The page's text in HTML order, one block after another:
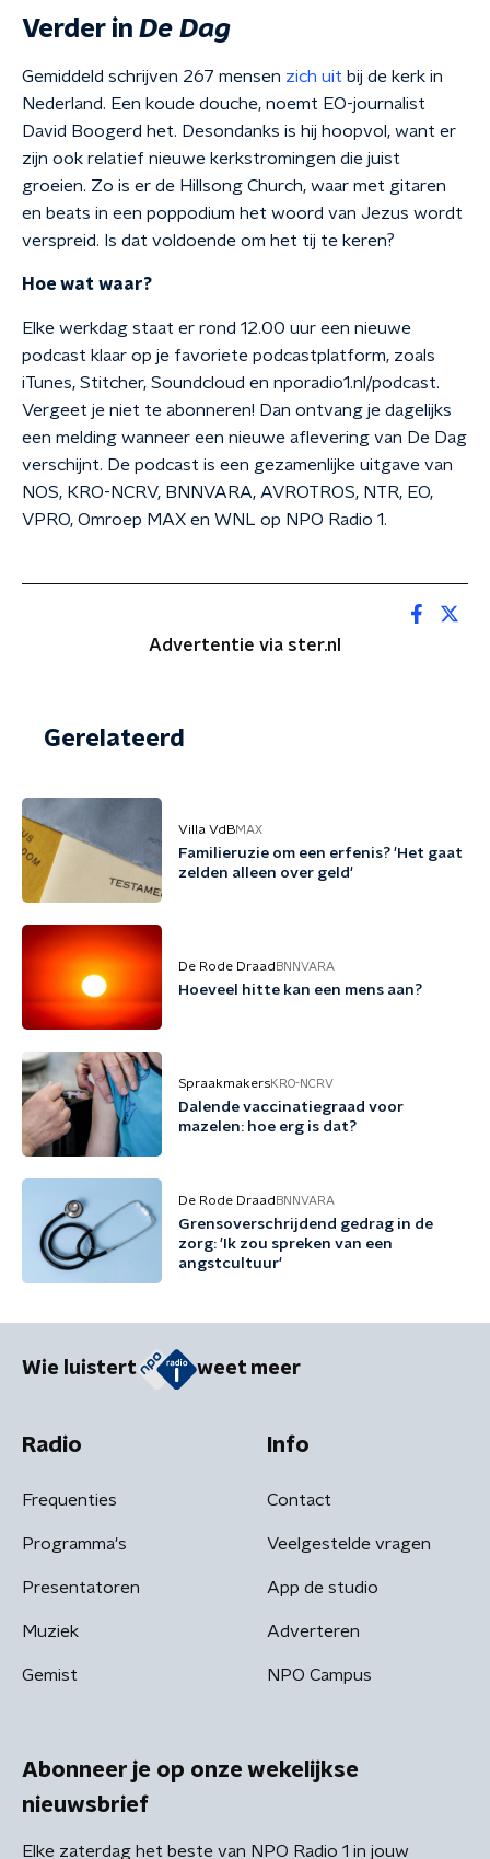
Verder in De Dag
Gemiddeld schrijven 267 mensen zich uit bij de kerk in
Nederland. Een koude douche, noemt EO-journalist
David Boogerd het. Desondanks is hij hoopvol, want er
zijn ook relatief nieuwe kerkstromingen die juist
groeien. Zo is er de Hillsong Church, waar met gitaren
en beats in een poppodium het woord van Jezus wordt
verspreid. Is dat voldoende om het tij te keren?
Hoe wat waar?
Elke werkdag staat er rond 12.00 uur een nieuwe
podcast klaar op je favoriete podcastplatform, zoals
iTunes, Stitcher, Soundcloud en nporadio1.nl/podcast.
Vergeet je niet te abonneren! Dan ontvang je dagelijks
een melding wanneer een nieuwe aflevering van De Dag
verschijnt. De podcast is een gezamenlijke uitgave van
NOS, KRO-NCRV, BNNVARA, AVROTROS, NTR, EO,
VPRO, Omroep MAX en WNL op NPO Radio 1.
Advertentie via ster.nl
Gerelateerd
Villa VdBMAX
Familieruzie om een erfenis? 'Het gaat
zelden alleen over geld'
De Rode Draad BNNVARA
Hoeveel hitte kan een mens aan?
SpraakmakersKRO-NCRV
Dalende vaccinatiegraad voor
mazelen: hoe erg is dat?
De Rode Draad BNNVARA
Grensoverschrijdend gedrag in de
zorg: 'Ik zou spreken van een
angstcultuur'
Wie luistert weet meer
Radio
Frequenties
Programma's
Presentatoren
Muziek
Gemist
Info
Contact
Veelgestelde vragen
App de studio
Adverteren
NPO Campus
Abonneer je op onze wekelijkse
nieuwsbrief
Elke zaterdag het beste van NPO Radio 1 in jouw